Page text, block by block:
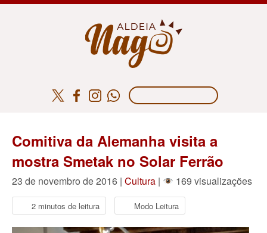
Comitiva da Alemanha visita a
mostra Smetak no Solar Ferrão
23 de novembro de 2016 | Cultura | 169 visualizações
2 minutos de leitura Modo Leitura